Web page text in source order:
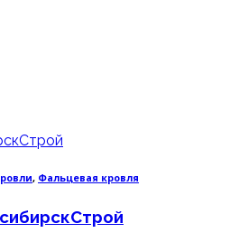
, Фальцевая кровля